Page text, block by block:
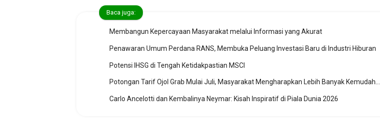
Baca juga:
Membangun Kepercayaan Masyarakat melalui Informasi yang Akurat
Penawaran Umum Perdana RANS, Membuka Peluang Investasi Baru di Industri Hiburan
Potensi IHSG di Tengah Ketidakpastian MSCI
Potongan Tarif Ojol Grab Mulai Juli, Masyarakat Mengharapkan Lebih Banyak Kemudahan
Carlo Ancelotti dan Kembalinya Neymar: Kisah Inspiratif di Piala Dunia 2026